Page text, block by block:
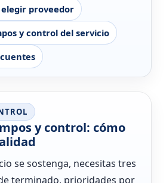
proveedor
y control del servicio
y control: cómo
se sostenga, necesitas tres
terminado, prioridades por